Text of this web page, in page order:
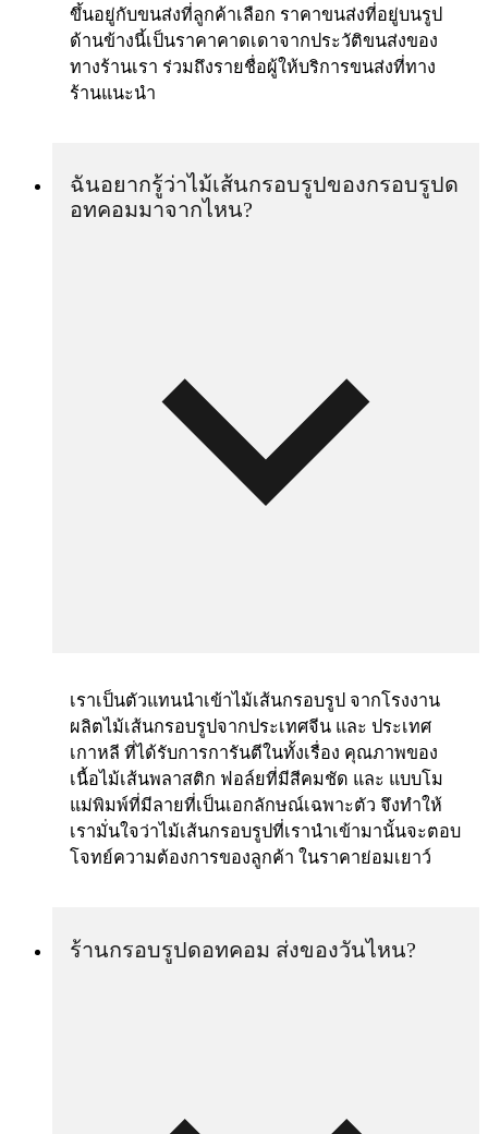
ขึ้นอยู่กับขนส่งที่ลูกค้าเลือก ราคาขนส่งที่อยู่บนรูป
ด้านข้างนี้เป็นราคาคาดเดาจากประวัติขนส่งของ
ทางร้านเรา ร่วมถึงรายชื่อผู้ให้บริการขนส่งที่ทาง
ร้านแนะนำ
ฉันอยากรู้ว่าไม้เส้นกรอบรูปของกรอบรูปด
อทคอมมาจากไหน?
เราเป็นตัวแทนนำเข้าไม้เส้นกรอบรูป จากโรงงาน
ผลิตไม้เส้นกรอบรูปจากประเทศจีน และ ประเทศ
เกาหลี ที่ได้รับการการันตีในทั้งเรื่อง คุณภาพของ
เนื้อไม้เส้นพลาสติก ฟอล์ยที่มีสีคมชัด และ แบบโม
แม่พิมพ์ที่มีลายที่เป็นเอกลักษณ์เฉพาะตัว จึงทำให้
เรามั่นใจว่าไม้เส้นกรอบรูปที่เรานำเข้ามานั้นจะตอบ
โจทย์ความต้องการของลูกค้า ในราคาย่อมเยาว์
ร้านกรอบรูปดอทคอม ส่งของวันไหน?